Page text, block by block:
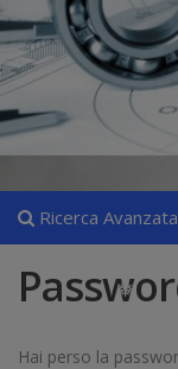
❅
Ricerca Avanzata
Hai perso la